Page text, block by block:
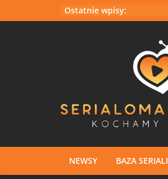
do
Ostatnie wpisy:
NEWSY BAZA SERIALI